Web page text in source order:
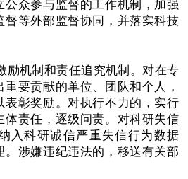
公众参与监督的工作机制，加强
督等外部监督协同，并落实科技
励机制和责任追究机制。对在专
要贡献的单位、团队和个人，
表彰奖励。对执行不力的，实行
体责任，逐级问责。对科研失信
入科研诚信严重失信行为数据
。涉嫌违纪违法的，移送有关部